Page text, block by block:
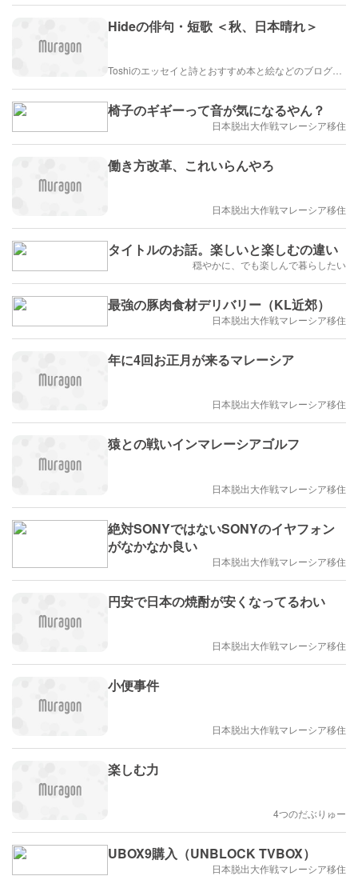
Hideの俳句・短歌 ＜秋、日本晴れ＞
椅子のギギーって音が気になるやん？
日本脱出大作戦マレーシア移住
働き方改革、これいらんやろ
日本脱出大作戦マレーシア移住
タイトルのお話。楽しいと楽しむの違い
穏やかに、でも楽しんで暮らしたい
最強の豚肉食材デリバリー（KL近郊）
日本脱出大作戦マレーシア移住
年に4回お正月が来るマレーシア
日本脱出大作戦マレーシア移住
猿との戦いインマレーシアゴルフ
日本脱出大作戦マレーシア移住
絶対SONYではないSONYのイヤフォン
がなかなか良い
日本脱出大作戦マレーシア移住
円安で日本の焼酎が安くなってるわい
日本脱出大作戦マレーシア移住
小便事件
日本脱出大作戦マレーシア移住
楽しむ力
4つのだぶりゅー
UBOX9購入（UNBLOCK TVBOX）
日本脱出大作戦マレーシア移住